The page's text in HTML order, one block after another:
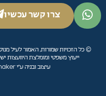
צרו קשר עכשיו
© כל הזכויות שמורות, האמור לעיל
ייעוץ משפטי ומומלצת היוועצות
עיצוב ובניה ע״י BetterBrands Sai Tyminaker